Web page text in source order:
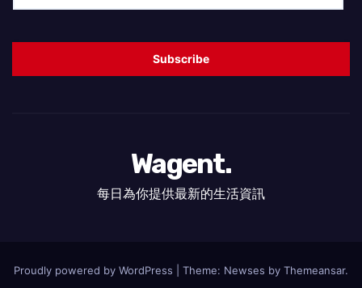
i
Subscribe
Wagent.
每日為你提供最新的生活資訊
Proudly powered by WordPress Theme: Newses by Themeansar.